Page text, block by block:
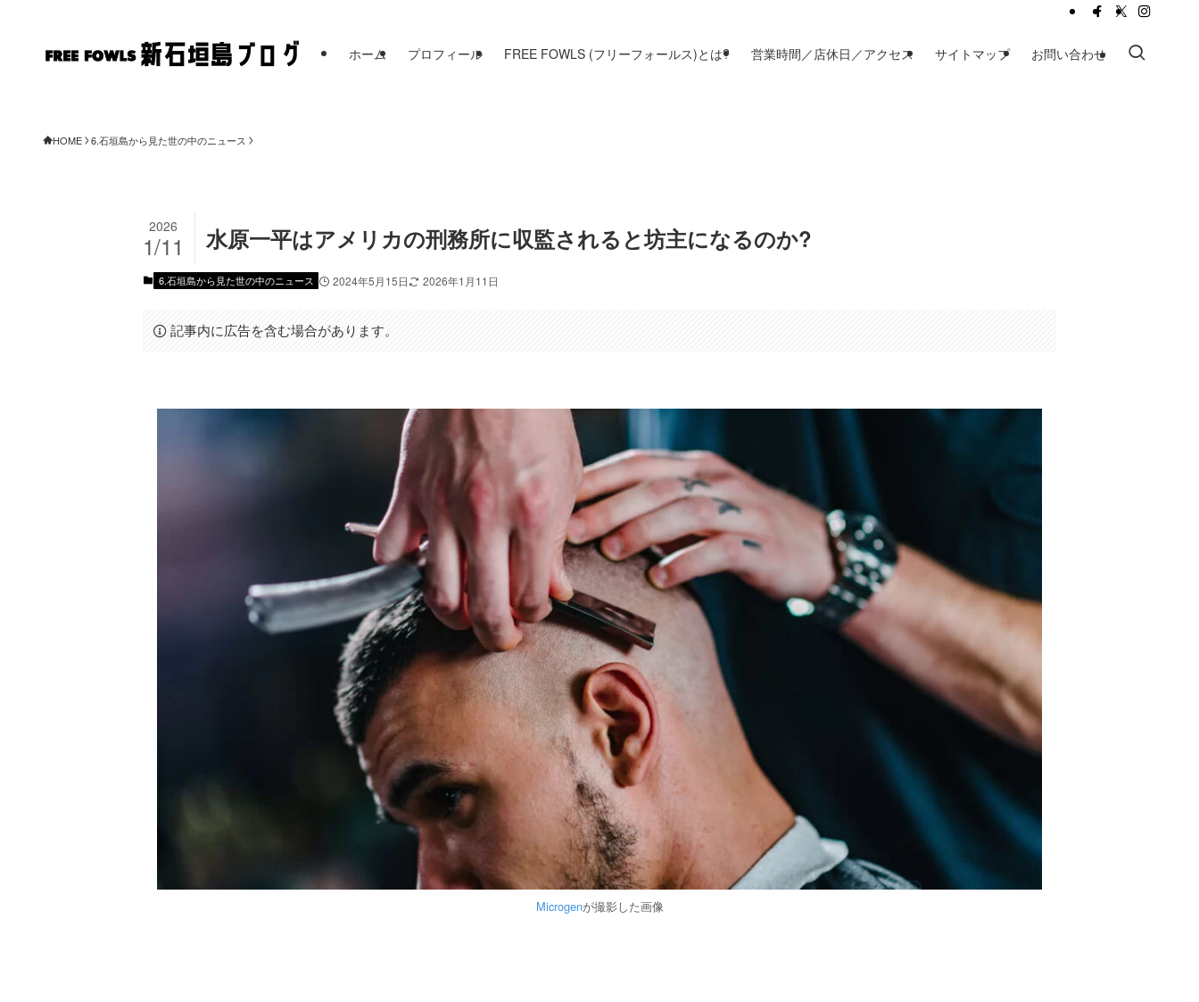
ホーム プロフィール FREE FOWLS (フリーフォールス)とは? 営業時間／店休日／アクセス サイトマップ お問い合わせ
HOME 6.石垣島から見た世の中のニュース
水原一平はアメリカの刑務所に収監されると坊主になるのか?
2026
1/11
6.石垣島から見た世の中のニュース 2024年5月15日 2026年1月11日
記事内に広告を含む場合があります。
Microgenが撮影した画像